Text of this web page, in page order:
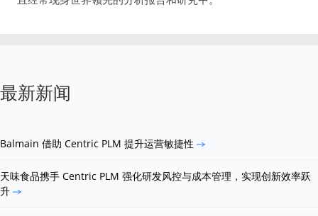
最新新闻
Balmain 借助 Centric PLM 提升运营敏捷性
天味食品携手 Centric PLM 强化研发风控与成本管理，实现创新效率跃
升